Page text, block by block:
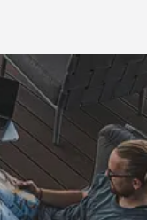
Bearbeitung wurde
erledigt“
04.08.2026